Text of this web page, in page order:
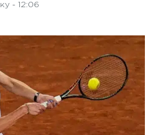
- 12:06